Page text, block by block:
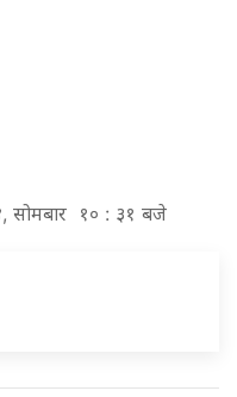
सोमबार १० : ३१ बजे